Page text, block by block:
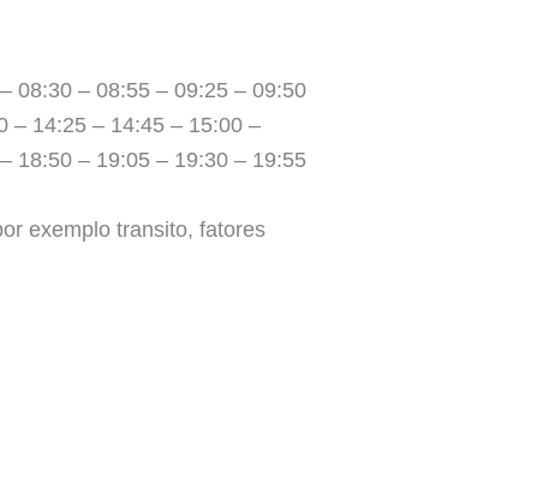
08:30 – 08:55 – 09:25 – 09:50
– 14:25 – 14:45 – 15:00 –
18:50 – 19:05 – 19:30 – 19:55
exemplo transito, fatores